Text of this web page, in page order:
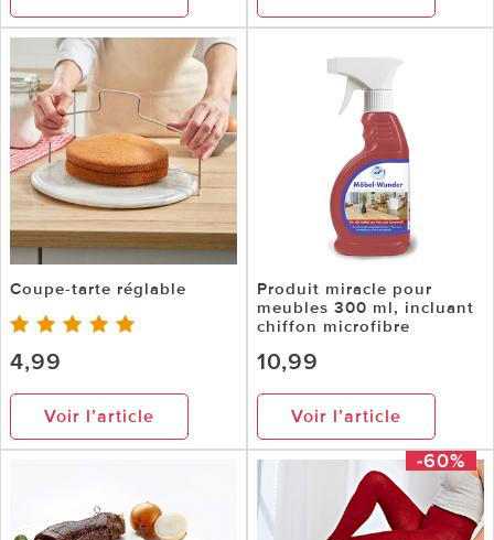
Coupe-tarte réglable
4,99
Voir l’article
Produit miracle pour
meubles 300 ml, incluant
chiffon microfibre
10,99
Voir l’article
-60%